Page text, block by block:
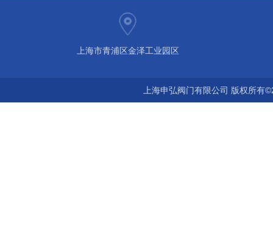
上海市青浦区金泽工业园区
上海申弘阀门有限公司 版权所有